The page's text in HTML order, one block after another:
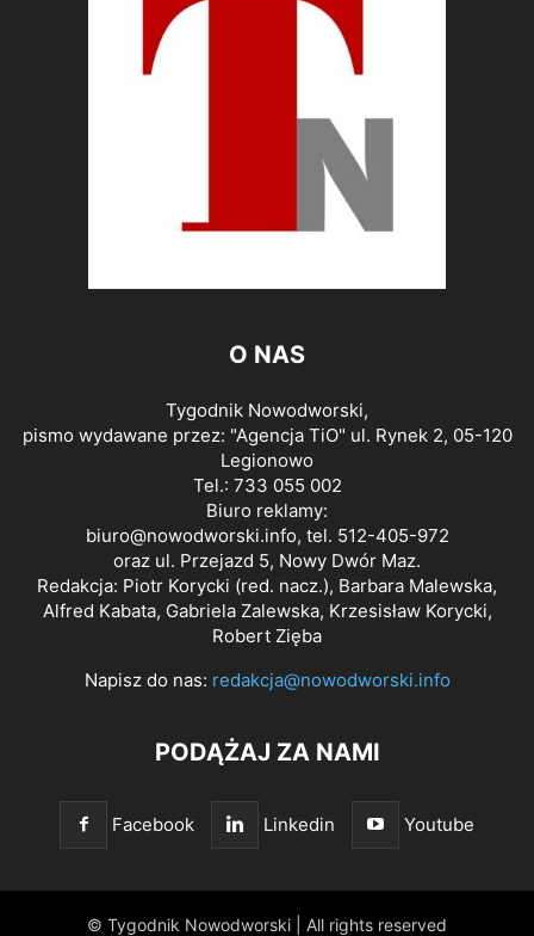
O NAS
Tygodnik Nowodworski,
pismo wydawane przez: "Agencja TiO" ul. Rynek 2, 05-120
Legionowo
Tel.: 733 055 002
Biuro reklamy:
biuro@nowodworski.info, tel. 512-405-972
oraz ul. Przejazd 5, Nowy Dwór Maz.
Redakcja: Piotr Korycki (red. nacz.), Barbara Malewska,
Alfred Kabata, Gabriela Zalewska, Krzesisław Korycki,
Robert Zięba
Napisz do nas: redakcja@nowodworski.info
PODĄŻAJ ZA NAMI
Facebook Linkedin Youtube
© Tygodnik Nowodworski | All rights reserved